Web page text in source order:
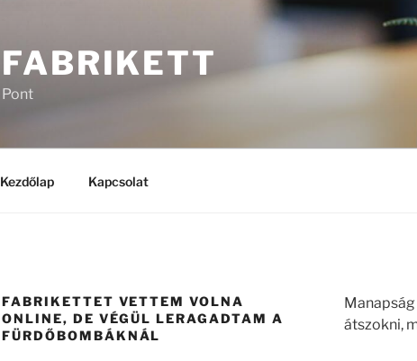
FABRIKETT
Pont
Kezdőlap Kapcsolat
FABRIKETTET VETTEM VOLNA
ONLINE, DE VÉGÜL LERAGADTAM A
FÜRDŐBOMBÁKNÁL
átszokni,